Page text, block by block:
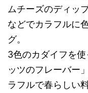
ムチーズのディッ
などでカラフルに
グ。
3色のカダイフを
ッツのフレーバー
ラフルで春らしい